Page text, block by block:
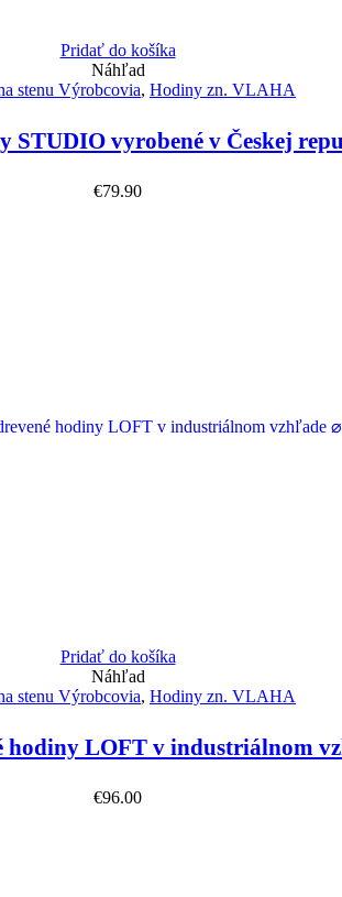
Pridať do košíka
Náhľad
stenu Výrobcovia, Hodiny zn. VLAHA
STUDIO vyrobené v Českej
€79.90
Pridať do košíka
Náhľad
stenu Výrobcovia, Hodiny zn. VLAHA
hodiny LOFT v industriálnom
€96.00